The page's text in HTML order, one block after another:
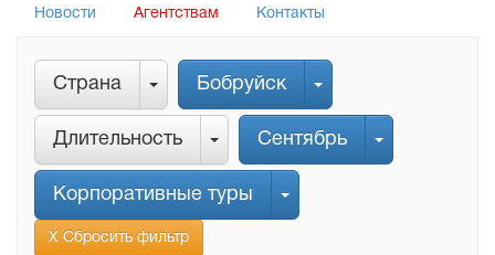
Новости Агентствам Контакты
Страна Бобруйск
Длительность Сентябрь
Корпоративные туры
Х Сбросить фильтр